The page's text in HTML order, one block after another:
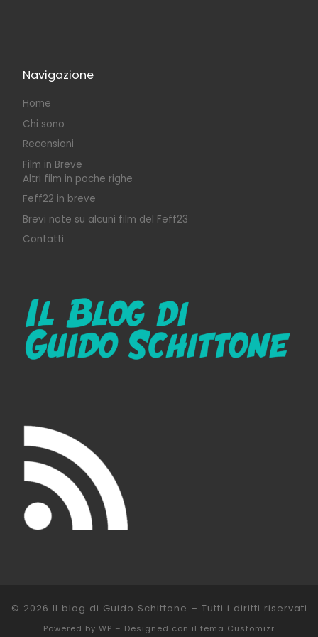
Navigazione
Home
Chi sono
Recensioni
Film in Breve
Altri film in poche righe
Feff22 in breve
Brevi note su alcuni film del Feff23
Contatti
© 2026 Il blog di Guido Schittone – Tutti i diritti riservati
Powered by WP – Designed con il tema Customizr